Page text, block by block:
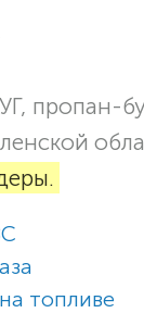
пропан-
топливе